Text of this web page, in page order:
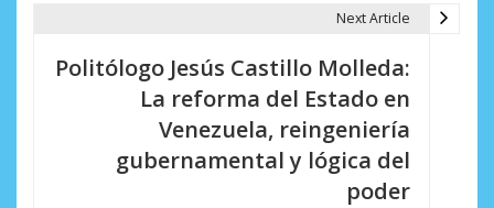
Next Article
Politólogo Jesús Castillo Molleda:
La reforma del Estado en
Venezuela, reingeniería
gubernamental y lógica del
poder